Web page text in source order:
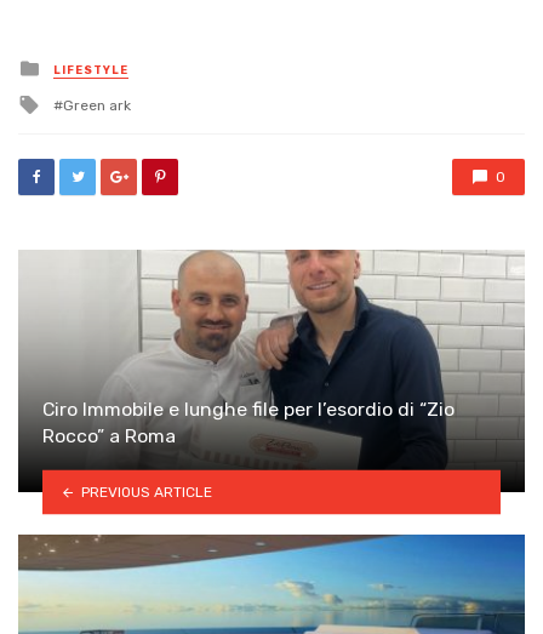
Posted
in
LIFESTYLE
Tagged
Green ark
0
Ciro Immobile e lunghe file per l’esordio di “Zio
Rocco” a Roma
PREVIOUS ARTICLE